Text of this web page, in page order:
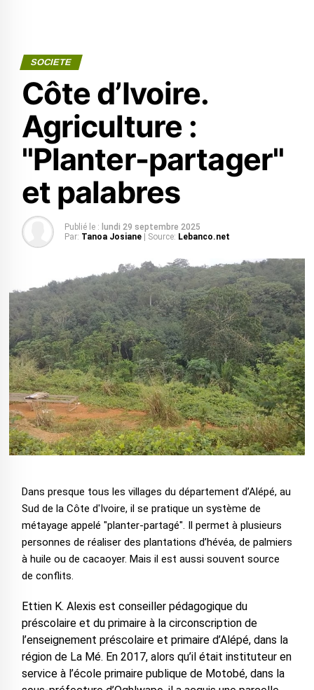
SOCIETE
Côte d’Ivoire.
Agriculture :
"Planter-partager"
et palabres
Publié le : lundi 29 septembre 2025
Par: Tanoa Josiane | Source: Lebanco.net
Dans presque tous les villages du département d’Alépé, au
Sud de la Côte d'Ivoire, il se pratique un système de
métayage appelé "planter-partagé". Il permet à plusieurs
personnes de réaliser des plantations d’hévéa, de palmiers
à huile ou de cacaoyer. Mais il est aussi souvent source
de conflits.
Ettien K. Alexis est conseiller pédagogique du
préscolaire et du primaire à la circonscription de
l’enseignement préscolaire et primaire d’Alépé, dans la
région de La Mé. En 2017, alors qu’il était instituteur en
service à l’école primaire publique de Motobé, dans la